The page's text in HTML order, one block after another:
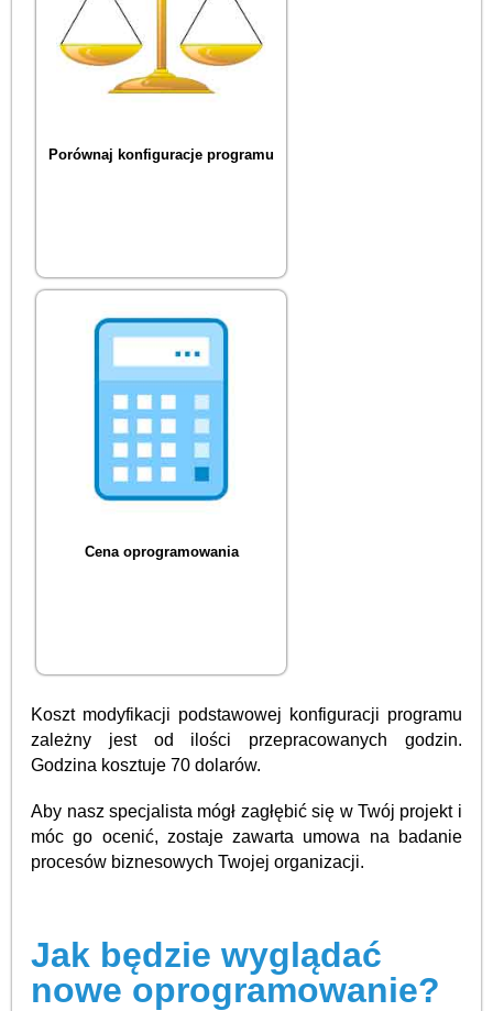
Porównaj konfiguracje programu
Cena oprogramowania
Koszt modyfikacji podstawowej konfiguracji programu
zależny jest od ilości przepracowanych godzin.
Godzina kosztuje 70 dolarów.
Aby nasz specjalista mógł zagłębić się w Twój projekt i
móc go ocenić, zostaje zawarta umowa na badanie
procesów biznesowych Twojej organizacji.
Jak będzie wyglądać
nowe oprogramowanie?